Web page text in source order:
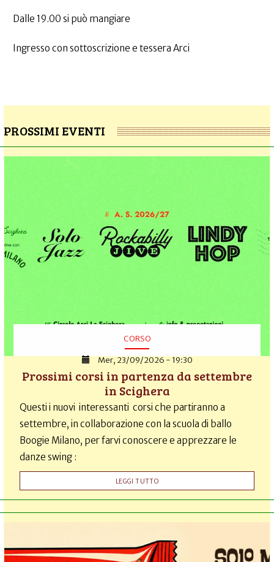
Dalle 19.00 si può mangiare
Ingresso con sottoscrizione e tessera Arci
PROSSIMI EVENTI
CORSO
Mer, 23/09/2026 - 19:30
Prossimi corsi in partenza da settembre
in Scighera
Questi i nuovi interessanti corsi che partiranno a
settembre, in collaborazione con la scuola di ballo
Boogie Milano, per farvi conoscere e apprezzare le
danze swing :
LEGGI TUTTO